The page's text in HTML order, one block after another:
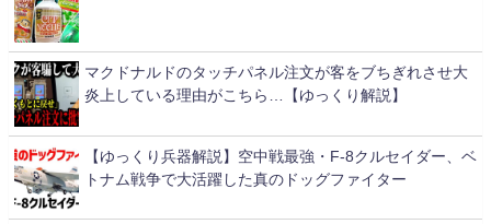
マクドナルドのタッチパネル注文が客をブちぎれさせ大
炎上している理由がこちら…【ゆっくり解説】
【ゆっくり兵器解説】空中戦最強・F-8クルセイダー、ベ
トナム戦争で大活躍した真のドッグファイター